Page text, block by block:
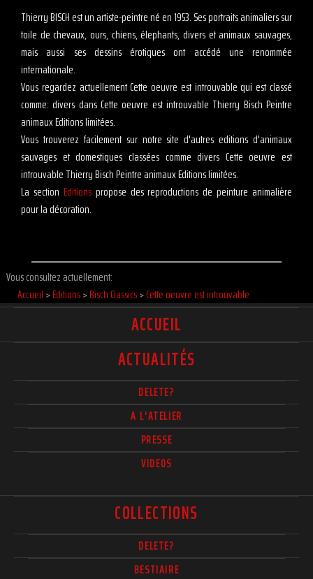
Thierry BISCH est un artiste-peintre né en 1953. Ses portraits animaliers sur
toile de chevaux, ours, chiens, élephants, divers et animaux sauvages,
mais aussi ses dessins érotiques ont accédé une renommée
internationale.
Vous regardez actuellement Cette oeuvre est introuvable qui est classé
comme: divers dans Cette oeuvre est introuvable Thierry Bisch Peintre
animaux Editions limitées.
Vous trouverez facilement sur notre site d'autres editions d'animaux
sauvages et domestiques classées comme divers Cette oeuvre est
introuvable Thierry Bisch Peintre animaux Editions limitées.
La section Editionspropose des reproductions de peinture animalière
pour la décoration.
Vous consultez actuellement:
Accueil >Editions>Bisch Classics>Cette oeuvre est introuvable
ACCUEIL
ACTUALITÉS
DELETE?
A L'ATELIER
PRESSE
VIDEOS
COLLECTIONS
DELETE?
BESTIAIRE